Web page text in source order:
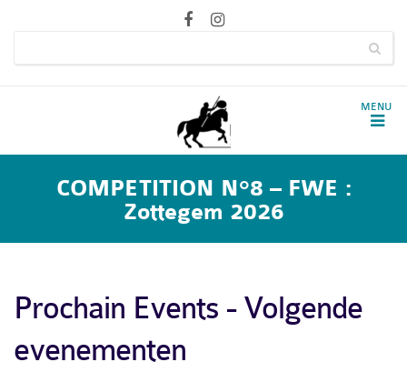
COMPETITION N°8 – FWE :
Zottegem 2026
Prochain Events - Volgende
evenementen